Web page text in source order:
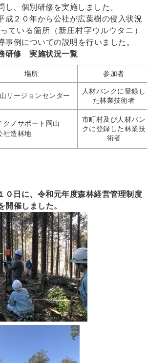
し、個別研修を実施しました。
成２０年から公社が広葉樹の侵入状況
ている箇所（新庄村字ウルウタニ）
事例についての説明を行いました。
研修 実施状況一覧
場所 参加者
リージョンセンター
人材バンクに登録し
た林業技術者
クノサポート岡山
社造林地
市町村及び人材バン
クに登録した林業技
術者
０日に、令和元年度森林経営管理制度
催しました。